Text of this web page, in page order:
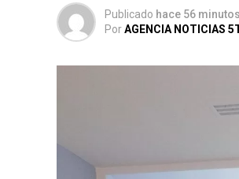
Publicado hace 56 minutos
PorAGENCIA NOTICIAS